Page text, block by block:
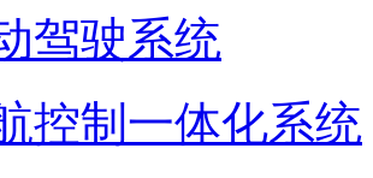
驾驶系统
控制一体化系统